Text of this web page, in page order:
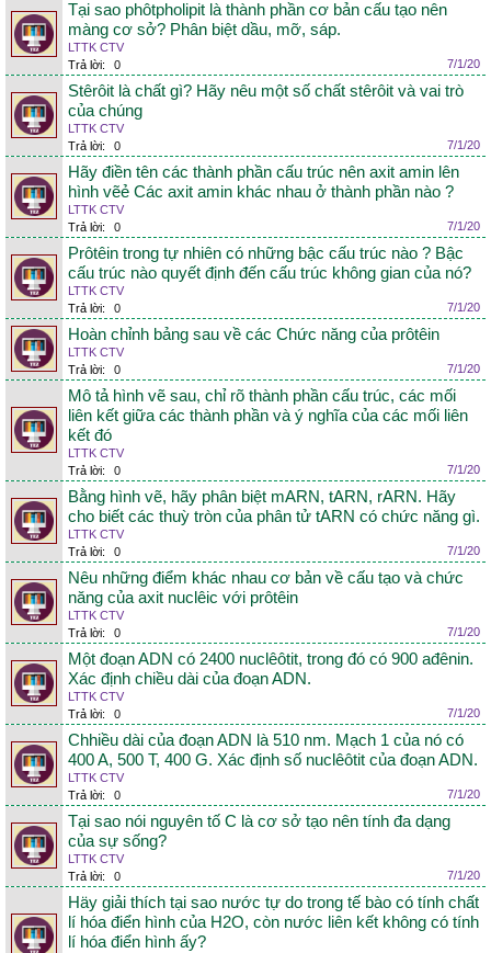
Tại sao phôtpholipit là thành phần cơ bản cấu tạo nên
màng cơ sở? Phân biệt dầu, mỡ, sáp.
LTTK CTV
Trả lời:
0 7/1/20
Stêrôit là chất gì? Hãy nêu một số chất stêrôit và vai trò
của chúng
LTTK CTV
Trả lời:
0 7/1/20
Hãy điền tên các thành phần cấu trúc nên axit amin lên
hình vẽẻ Các axit amin khác nhau ở thành phần nào ?
LTTK CTV
Trả lời:
0 7/1/20
Prôtêin trong tự nhiên có những bậc cấu trúc nào ? Bậc
cấu trúc nào quyết định đến cấu trúc không gian của nó?
LTTK CTV
Trả lời:
0 7/1/20
Hoàn chỉnh bảng sau về các Chức năng của prôtêin
LTTK CTV
Trả lời:
0 7/1/20
Mô tả hình vẽ sau, chỉ rõ thành phần cấu trúc, các mối
liên kết giữa các thành phần và ý nghĩa của các mối liên
kết đó
LTTK CTV
Trả lời:
0 7/1/20
Bằng hình vẽ, hãy phân biệt mARN, tARN, rARN. Hãy
cho biết các thuỳ tròn của phân tử tARN có chức năng gì.
LTTK CTV
Trả lời:
0 7/1/20
Nêu những điểm khác nhau cơ bản về cấu tạo và chức
năng của axit nuclêic với prôtêin
LTTK CTV
Trả lời:
0 7/1/20
Một đoạn ADN có 2400 nuclêôtit, trong đó có 900 ađênin.
Xác định chiều dài của đoạn ADN.
LTTK CTV
Trả lời:
0 7/1/20
Chhiều dài của đoạn ADN là 510 nm. Mạch 1 của nó có
400 A, 500 T, 400 G. Xác định số nuclêôtit của đoạn ADN.
LTTK CTV
Trả lời:
0 7/1/20
Tại sao nói nguyên tố C là cơ sở tạo nên tính đa dạng
của sự sống?
LTTK CTV
Trả lời:
0 7/1/20
Häy giải thích tại sao nước tự do trong tế bào có tính chất
lí hóa điển hình của H2O, còn nước liên kết không có tính
lí hóa điển hình ấy?